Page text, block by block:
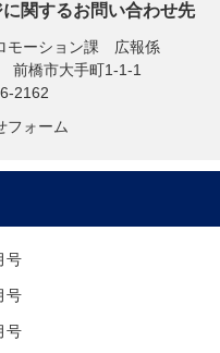
関するお問い合わせ先
モーション課
広報係
前橋市大手町1-1-1
2162
フォーム
号
号
号